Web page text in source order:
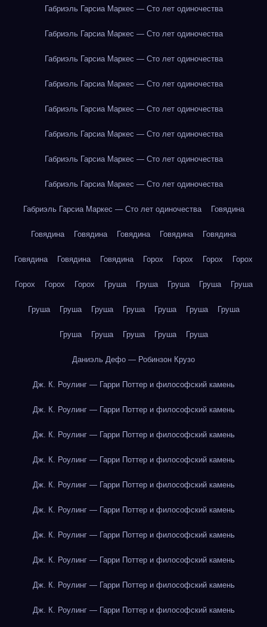
Габриэль Гарсиа Маркес — Сто лет одиночества
Габриэль Гарсиа Маркес — Сто лет одиночества
Габриэль Гарсиа Маркес — Сто лет одиночества
Габриэль Гарсиа Маркес — Сто лет одиночества
Габриэль Гарсиа Маркес — Сто лет одиночества
Габриэль Гарсиа Маркес — Сто лет одиночества
Габриэль Гарсиа Маркес — Сто лет одиночества
Габриэль Гарсиа Маркес — Сто лет одиночества
Габриэль Гарсиа Маркес — Сто лет одиночества Говядина
Говядина Говядина Говядина Говядина Говядина
Говядина Говядина Говядина Горох Горох Горох Горох
Горох Горох Горох Груша Груша Груша Груша Груша
Груша Груша Груша Груша Груша Груша Груша
Груша Груша Груша Груша Груша
Даниэль Дефо — Робинзон Крузо
Дж. К. Роулинг — Гарри Поттер и философский камень
Дж. К. Роулинг — Гарри Поттер и философский камень
Дж. К. Роулинг — Гарри Поттер и философский камень
Дж. К. Роулинг — Гарри Поттер и философский камень
Дж. К. Роулинг — Гарри Поттер и философский камень
Дж. К. Роулинг — Гарри Поттер и философский камень
Дж. К. Роулинг — Гарри Поттер и философский камень
Дж. К. Роулинг — Гарри Поттер и философский камень
Дж. К. Роулинг — Гарри Поттер и философский камень
Дж. К. Роулинг — Гарри Поттер и философский камень